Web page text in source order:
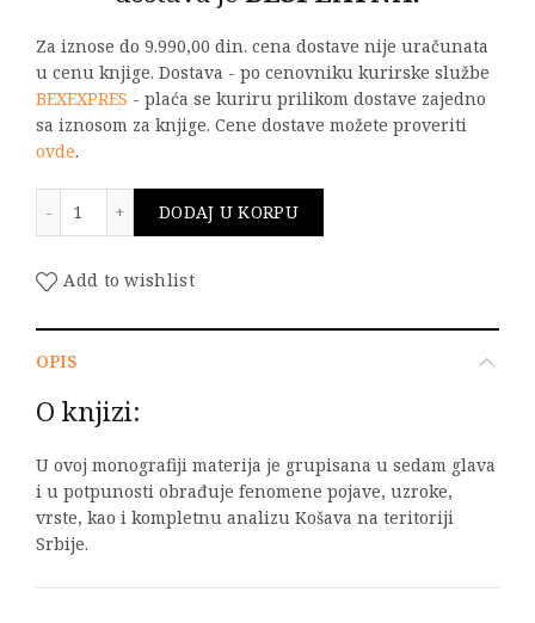
Za iznose do 9.990,00 din. cena dostave nije uračunata
u cenu knjige. Dostava - po cenovniku kurirske službe
BEXEXPRES - plaća se kuriru prilikom dostave zajedno
sa iznosom za knjige. Cene dostave možete proveriti
ovde.
DODAJ U KORPU
Add to wishlist
OPIS
O knjizi:
U ovoj monografiji materija je grupisana u sedam glava
i u potpunosti obrađuje fenomene pojave, uzroke,
vrste, kao i kompletnu analizu Košava na teritoriji
Srbije.